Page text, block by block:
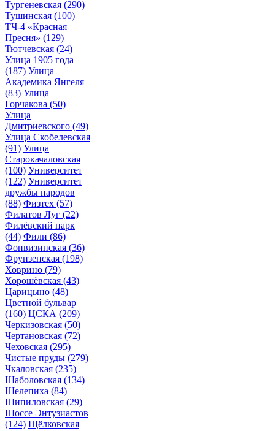
Тургеневская (290)
Тушинская (100)
ТЧ-4 «Красная
Пресня» (129)
Тютчевская (24)
Улица 1905 года
(187) Улица
Академика Янгеля
(83) Улица
Горчакова (50)
Улица
Дмитриевского (49)
Улица Скобелевская
(91) Улица
Старокачаловская
(100) Университет
(122) Университет
дружбы народов
(88) Физтех (57)
Филатов Луг (22)
Филёвский парк
(44) Фили (86)
Фонвизинская (36)
Фрунзенская (198)
Ховрино (79)
Хорошёвская (43)
Царицыно (48)
Цветной бульвар
(160) ЦСКА (209)
Черкизовская (50)
Чертановская (72)
Чеховская (295)
Чистые пруды (279)
Чкаловская (235)
Шаболовская (134)
Шелепиха (84)
Шипиловская (29)
Шоссе Энтузиастов
(124) Щёлковская